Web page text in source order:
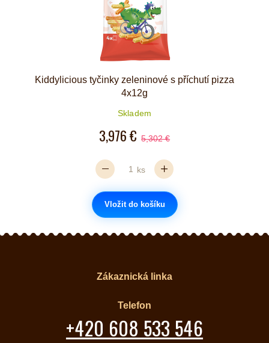
Kiddylicious tyčinky zeleninové s příchutí pizza
4x12g
Skladem
3,976 € 5,302 €
ks
Vložit do košíku
Zákaznická linka
Telefon
+420 608 533 546